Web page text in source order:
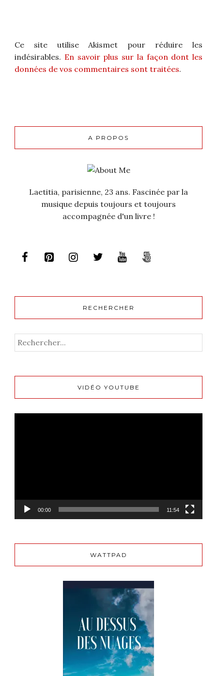
Ce site utilise Akismet pour réduire les
indésirables. En savoir plus sur la façon dont les
données de vos commentaires sont traitées.
A PROPOS
Laetitia, parisienne, 23 ans. Fascinée par la
musique depuis toujours et toujours
accompagnée d'un livre !
RECHERCHER
VIDÉO YOUTUBE
00:00 11:54
WATTPAD